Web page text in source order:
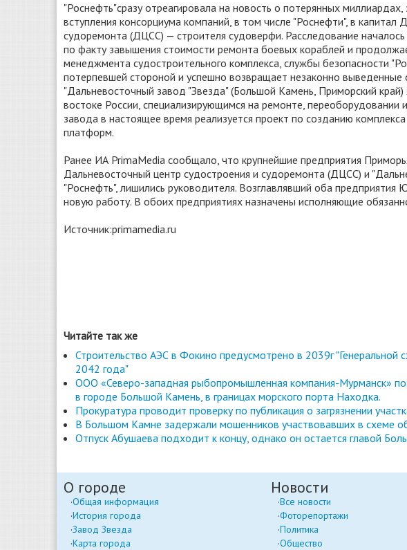
"Роснефть"сразу отреагировала на новость о потерянных
вступления консорциума компаний, в том числе "Роснефти", в капитал
судоремонта (ДЦСС) — строителя судоверфи. Расследование
по факту завышения стоимости ремонта боевых кораблей и
менеджмента судостроительного комплекса, службы безопасности
потерпевшей стороной и успешно возвращает незаконно
"Дальневосточный завод "Звезда" (Большой Камень, Приморский
востоке России, специализирующимся на ремонте,
завода в настоящее время реализуется проект по созданию
платформ.
Ранее ИА PrimaMedia сообщало, что крупнейшие предприятия
Дальневосточный центр судостроения и судоремонта (ДЦСС) и
"Роснефть", лишились руководителя. Возглавлявший оба
новую работу. В обоих предприятиях назначены исполняющие
Источник:primamedia.ru
Читайте так же
Строительство АЭС в Фокино предусмотрено в 2039г "Генеральной
2042 года"
ООО «Северо-западная рыбопромышленная компания-Мурманск»
в городе Большой Камень, в границах морского порта Находка.
Прокуратура проводит проверку по публикация о загрязнении
В Большом Камне задержали мошенников участвовавших в схеме
Отпуск Абушаева подходит к концу, однако он остается главой
О городе
Общая информация
История города
Завод Звезда
Карта города
Новости
Все новости
Фоторепортажи
Политика
Общество